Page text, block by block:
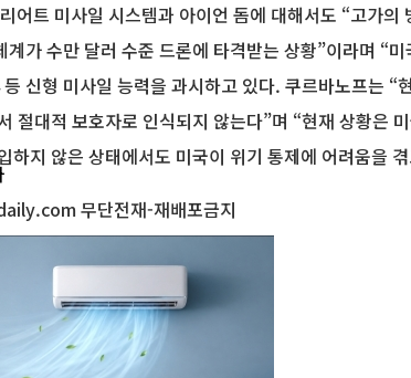
어트 미사일 시스템과 아이언 돔에 대해서도 “고가
가 수만 달러 수준 드론에 타격받는 상황”이라며 “
신형 미사일 능력을 과시하고 있다. 쿠르바노프는
절대적 보호자로 인식되지 않는다”며 “현재 상황은
하지 않은 상태에서도 미국이 위기 통제에 어려움을
무단전재-재배포금지